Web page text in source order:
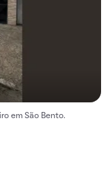
em São Bento.